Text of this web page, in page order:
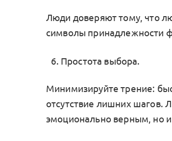
Люди доверяют тому, что
символы принадлежности
Простота выбора.
Минимизируйте трение:
отсутствие лишних
эмоционально верным, но